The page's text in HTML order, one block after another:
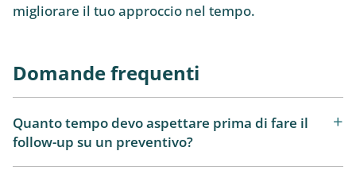
migliorare il tuo approccio nel tempo.
Domande frequenti
Quanto tempo devo aspettare prima di fare il
follow-up su un preventivo?